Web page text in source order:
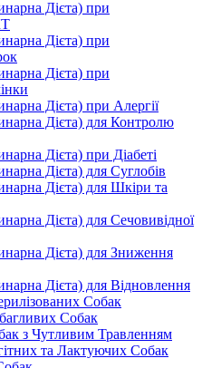
Дієта) при
Дієта) при
Дієта) при
Дієта) при Алергії
Дієта) для Контролю
Дієта) при Діабеті
Дієта) для Суглобів
Дієта) для Шкіри та
Дієта) для Сечовивідної
Дієта) для Зниження
Дієта) для Відновлення
Собак
Собак
з Чутливим Травленням
та Лактуючих Собак